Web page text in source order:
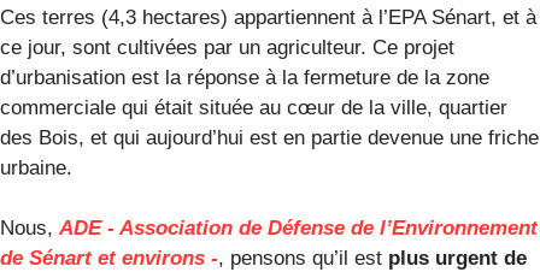
Ces terres (4,3 hectares) appartiennent à l’EPA Sénart, et à
ce jour, sont cultivées par un agriculteur. Ce projet
d’urbanisation est la réponse à la fermeture de la zone
commerciale qui était située au cœur de la ville, quartier
des Bois, et qui aujourd’hui est en partie devenue une friche
urbaine.
Nous, ADE - Association de Défense de l’Environnement
de Sénart et environs -, pensons qu’il est plus urgent de